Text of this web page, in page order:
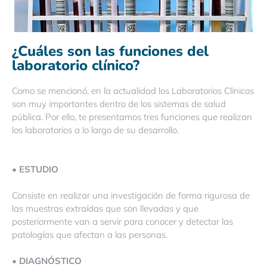
¿Cuáles son las funciones del
laboratorio clínico?
Como se mencionó, en la actualidad los Laboratorios Clínicos
son muy importantes dentro de los sistemas de salud
pública. Por ello, te presentamos tres funciones que realizan
los laboratorios a lo largo de su desarrollo.
• ESTUDIO
Consiste en realizar una investigación de forma rigurosa de
las muestras extraídas que son llevadas y que
posteriormente van a servir para conocer y detectar las
patologías que afectan a las personas.
• DIAGNÓSTICO